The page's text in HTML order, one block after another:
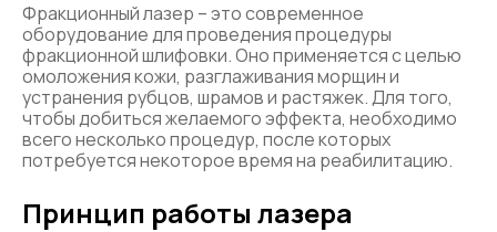
Фракционный лазер – это современное
оборудование для проведения процедуры
фракционной шлифовки. Оно применяется с целью
омоложения кожи, разглаживания морщин и
устранения рубцов, шрамов и растяжек. Для того,
чтобы добиться желаемого эффекта, необходимо
всего несколько процедур, после которых
потребуется некоторое время на реабилитацию.
Принцип работы лазера